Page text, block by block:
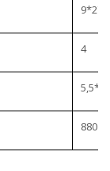
9*27
4
880